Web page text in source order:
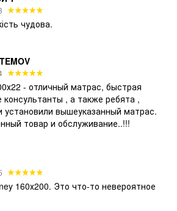
чудова.
- отличный матрас, быстрая
, а также ребята ,
установили вышеуказанный матрас.
товар и обслуживание..!!!
160х200. Это что-то невероятное